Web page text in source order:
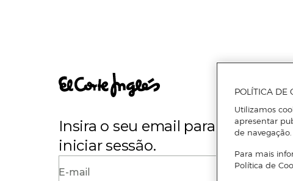
Insira o seu email para se
iniciar sessão.
E-mail
POLÍTICA DE
Utilizamos
apresentar
de navegação.
Para mais
Política de